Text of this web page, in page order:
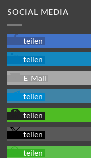
SOCIAL MEDIA
teilen
teilen
E-Mail
teilen
teilen
teilen
teilen